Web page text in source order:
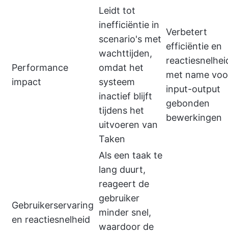
Performance
impact
Leidt tot
inefficiëntie in
scenario's met
wachttijden,
omdat het
systeem
inactief blijft
tijdens het
uitvoeren van
Taken
Verbetert
efficiëntie en
met name
input-output
gebonden
bewerkingen
Gebruikerservaring
en reactiesnelheid
Als een taak te
lang duurt,
reageert de
gebruiker
minder snel,
waardoor de